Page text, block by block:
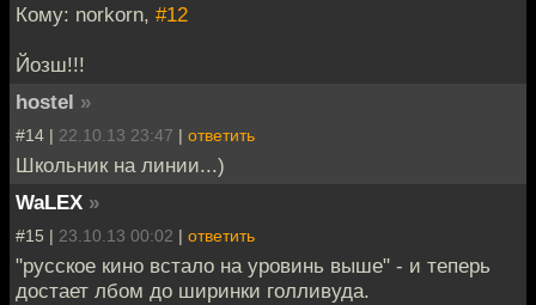
Кому: norkorn, #12
Йозш!!!
hostel »
#14 | 22.10.13 23:47 | ответить
Школьник на линии...)
WaLEX »
#15 | 23.10.13 00:02 | ответить
"русское кино встало на уровинь выше" - и теперь
достает лбом до ширинки голливуда.